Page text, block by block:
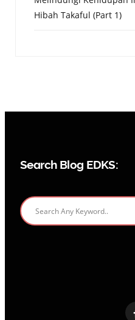
Hibah Takaful (Part 1)
Search Blog EDKS: